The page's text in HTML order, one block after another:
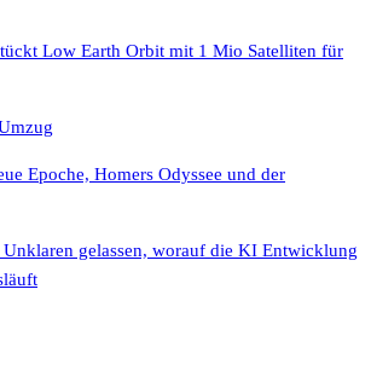
Low Earth Orbit mit 1 Mio Satelliten für
Epoche, Homers Odyssee und der
gelassen, worauf die KI Entwicklung